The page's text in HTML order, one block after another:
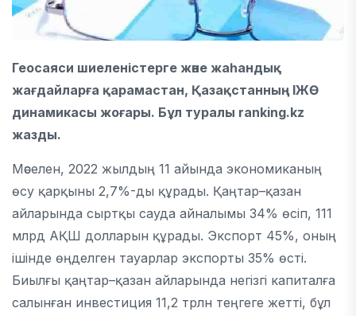
Геосаяси шиеленістерге және жаһандық
жағдайларға қарамастан, Қазақстанның ІЖӨ
динамикасы жоғары. Бұл туралы ranking.kz
жазды.
Мәселен, 2022 жылдың 11 айында экономиканың
өсу қарқыны 2,7%-ды құрады. Қаңтар–қазан
айларында сыртқы сауда айналымы 34% өсіп, 111
млрд АҚШ долларын құрады. Экспорт 45%, оның
ішінде өңделген тауарлар экспорты 35% өсті.
Биылғы қаңтар–қазан айларында негізгі капиталға
салынған инвестиция 11,2 трлн теңгеге жетті, бұл